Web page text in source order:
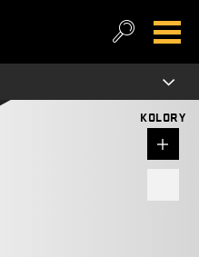
KOLORY